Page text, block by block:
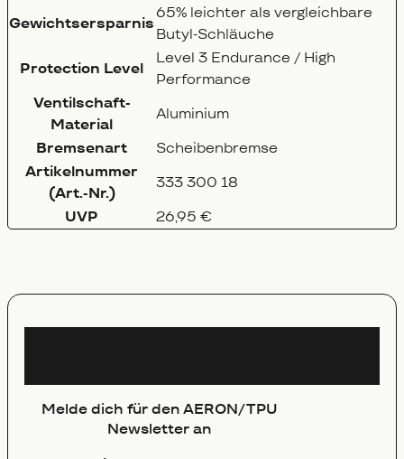
Gewichtsersparnis
65% leichter als vergleichbare
Butyl-Schläuche
Protection Level
Level 3 Endurance / High
Performance
Ventilschaft-
Material
Aluminium
Bremsenart
Scheibenbremse
Artikelnummer
(Art.-Nr.)
333 300 18
UVP
26,95 €
Melde dich für den AERON/TPU
Newsletter an